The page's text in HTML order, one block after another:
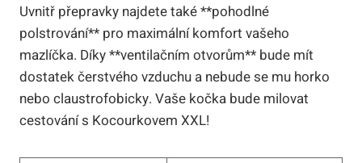
Uvnitř přepravky najdete také **pohodlné
polstrování** pro maximální komfort vašeho
mazlíčka. Díky **ventilačním otvorům** bude mít
dostatek čerstvého vzduchu a nebude se mu horko
nebo claustrofobicky. Vaše kočka bude milovat
cestování s Kocourkovem XXL!